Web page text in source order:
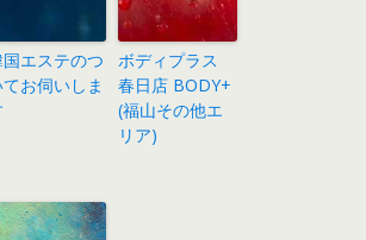
エステのつ
てお伺いしま
ボディプラス
春日店 BODY+
(福山その他エ
リア)